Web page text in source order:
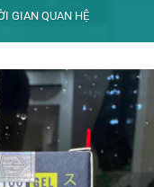
GIAN QUAN HỆ